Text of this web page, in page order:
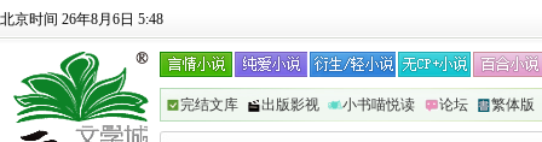
北京时间 26年8月6日 5:48
完结文库 出版影视 小书喵悦读 论坛 繁体版